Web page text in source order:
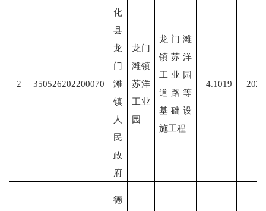
2 350526202200070
化
县
龙
门
滩
镇
人
民
政
府
龙门
滩镇
苏洋
工业
园
龙门滩
镇苏洋
工业园
道路等
基础设
施工程
4.1019
德